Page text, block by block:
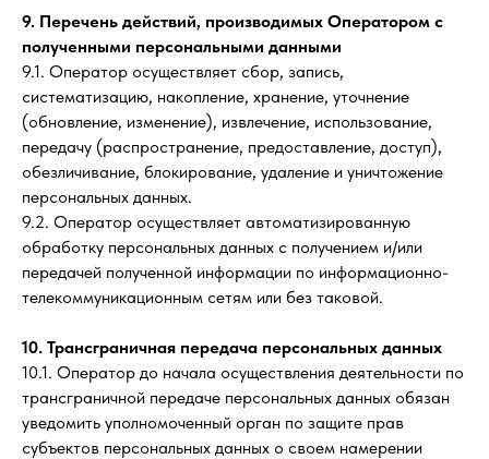
9. Перечень действий, производимых Оператором с
полученными персональными данными
9.1. Оператор осуществляет сбор, запись,
систематизацию, накопление, хранение, уточнение
(обновление, изменение), извлечение, использование,
передачу (распространение, предоставление, доступ),
обезличивание, блокирование, удаление и уничтожение
персональных данных.
9.2. Оператор осуществляет автоматизированную
обработку персональных данных с получением и/или
передачей полученной информации по информационно-
телекоммуникационным сетям или без таковой.
10. Трансграничная передача персональных данных
10.1. Оператор до начала осуществления деятельности по
трансграничной передаче персональных данных обязан
уведомить уполномоченный орган по защите прав
субъектов персональных данных о своем намерении